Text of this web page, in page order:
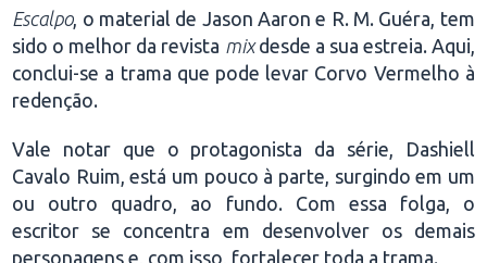
Escalpo, o material de Jason Aaron e R. M. Guéra, tem
sido o melhor da revista mixdesde a sua estreia. Aqui,
conclui-se a trama que pode levar Corvo Vermelho à
redenção.
Vale notar que o protagonista da série, Dashiell
Cavalo Ruim, está um pouco à parte, surgindo em um
ou outro quadro, ao fundo. Com essa folga, o
escritor se concentra em desenvolver os demais
personagens e, com isso, fortalecer toda a trama.